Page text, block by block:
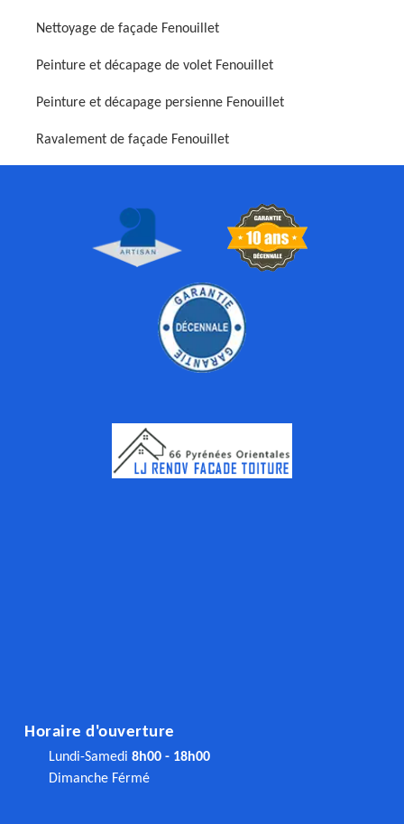
Nettoyage de façade Fenouillet
Peinture et décapage de volet Fenouillet
Peinture et décapage persienne Fenouillet
Ravalement de façade Fenouillet
Horaire d'ouverture
Lundi-Samedi 8h00 - 18h00
Dimanche Férmé